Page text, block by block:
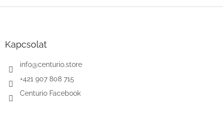
Kapcsolat
info@centurio.store
+421 907 808 715
Centurio Facebook